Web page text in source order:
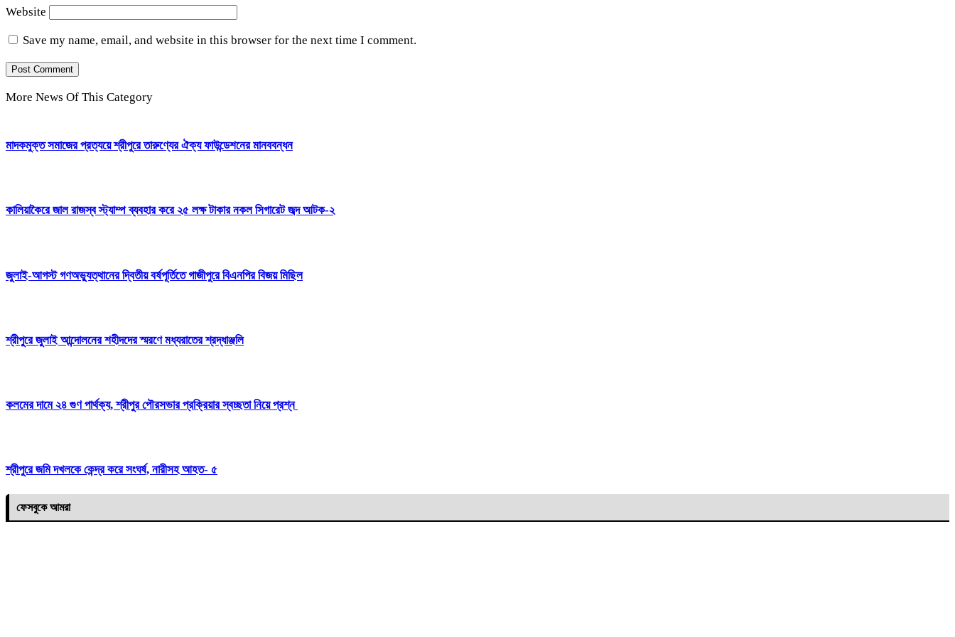
Website
Save my name, email, and website in this browser for the next time I comment.
More News Of This Category
মাদকমুক্ত সমাজের প্রত্যয়ে শ্রীপুরে তারুণ্যের ঐক্য ফাউন্ডেশনের মানববন্ধন
কালিয়াকৈরে জাল রাজস্ব স্ট্যাম্প ব্যবহার করে ২৫ লক্ষ টাকার নকল সিগারেট জব্দ আটক-২
জুলাই-আগস্ট গণঅভ্যুত্থানের দ্বিতীয় বর্ষপূর্তিতে গাজীপুরে বিএনপির বিজয় মিছিল
শ্রীপুরে জুলাই আন্দোলনের শহীদদের স্মরণে মধ্যরাতের শ্রদ্ধাঞ্জলি
কলমের দামে ২৪ গুণ পার্থক্য, শ্রীপুর পৌরসভার প্রক্রিয়ার স্বচ্ছতা নিয়ে প্রশ্ন
শ্রীপুরে জমি দখলকে কেন্দ্র করে সংঘর্ষ, নারীসহ আহত- ৫
ফেসবুকে আমরা